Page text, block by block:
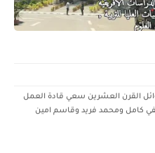
القرن العشرين سعي قادة العمل
كامل ومحمد فريد وقاسم امين